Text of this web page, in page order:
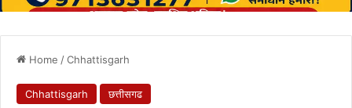
Home /Chhattisgarh
Chhattisgarh छत्तीसगढ